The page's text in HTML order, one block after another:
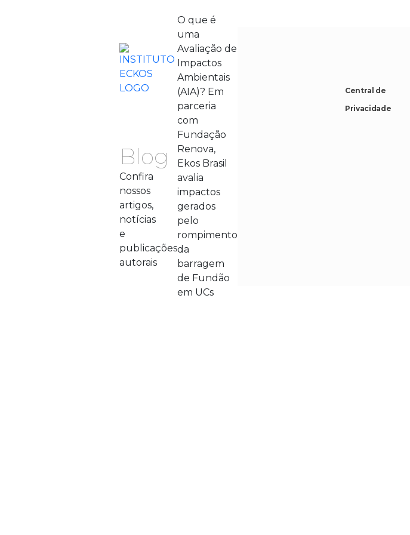
Blog
Confira
nossos
artigos,
notícias
e
publicações
autorais
O que é
uma
Avaliação de
Impactos
Ambientais
(AIA)? Em
parceria
com
Fundação
Renova,
Ekos Brasil
avalia
impactos
gerados
pelo
rompimento
da
barragem
de Fundão
em UCs
Central de
Privacidade